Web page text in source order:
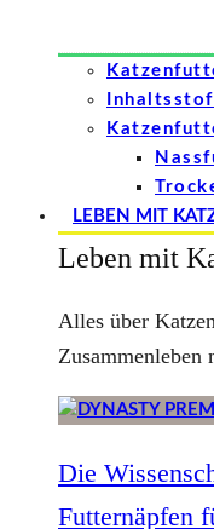
LEBEN MIT
Leben mit
Alles über
Zusammenleben
Die
Futternäpfen